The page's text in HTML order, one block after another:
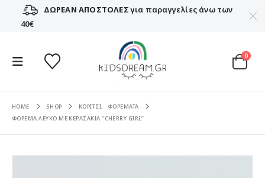
ΔΩΡΕΑΝ ΑΠΟΣΤΟΛΕΣγια παραγγελίες άνω των
40€
0
HOME SHOP ΚΟΡΙΤΣΙ,
ΦΟΡΕΜΑΤΑ
ΦΟΡΕΜΑ ΛΕΥΚΟ ΜΕ ΚΕΡΑΣΑΚΙΑ “CHERRY GIRL”